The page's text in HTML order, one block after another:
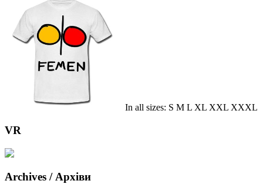
In all sizes: S M L XL XXL XXXL
VR
Archives / Архіви